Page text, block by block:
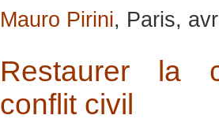
Mauro Pirini, Paris,
Restaurer la
conflit civil